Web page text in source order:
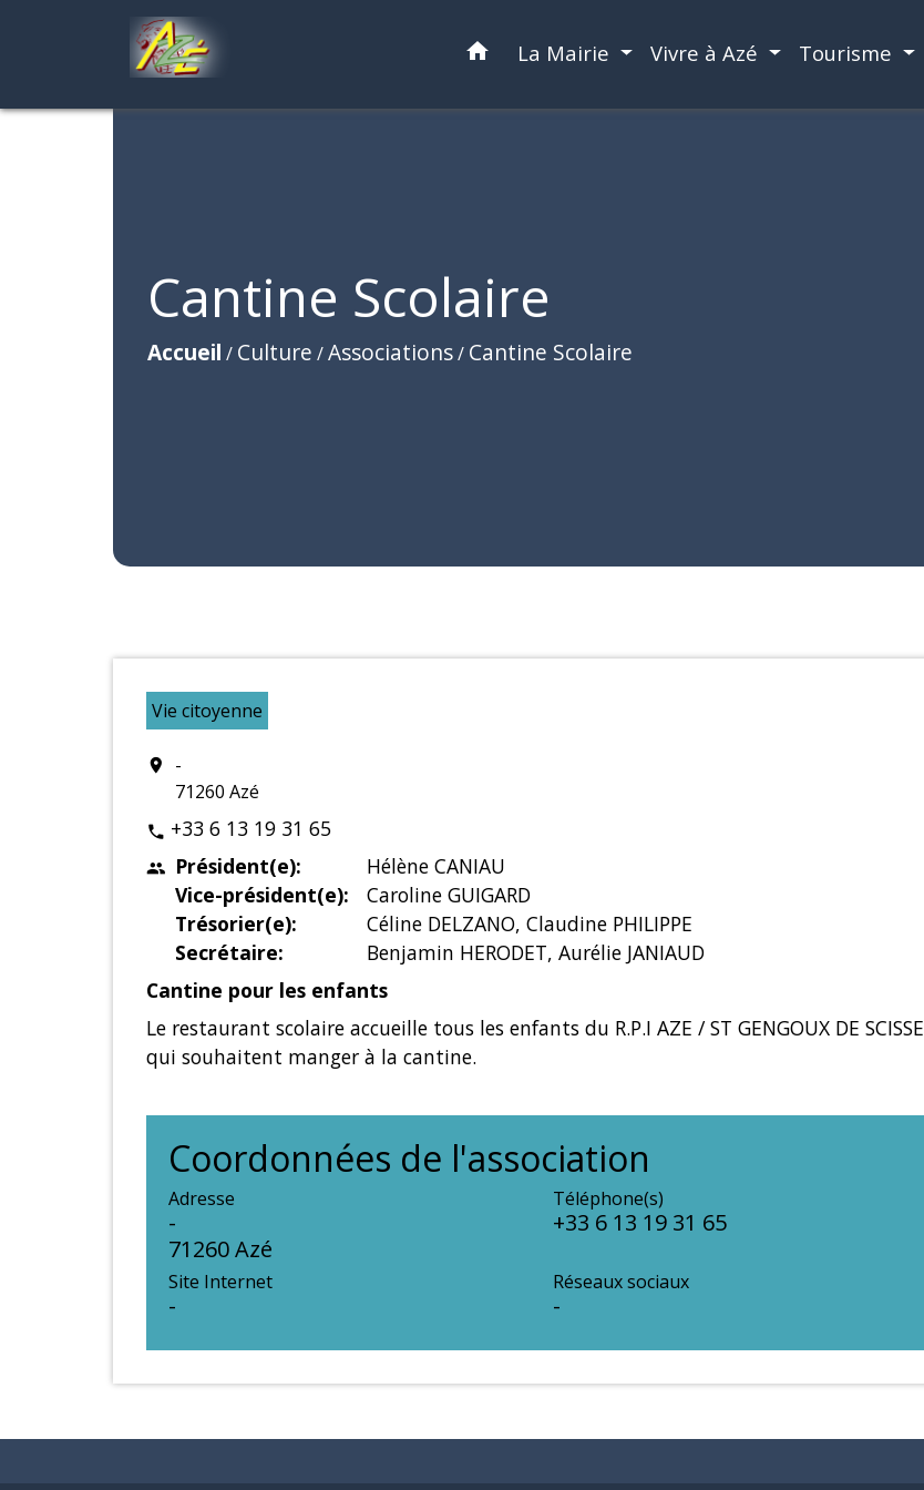
home La Mairie Vivre à Azé Tourisme
Cantine Scolaire
Accueil / Culture /Associations/ Cantine Scolaire
Vie citoyenne
location_on
-
71260 Azé
phone +33 6 13 19 31 65
people
Président(e):
Vice-président(e):
Trésorier(e):
Secrétaire:
Hélène CANIAU
Caroline GUIGARD
Céline DELZANO, Claudine PHILIPPE
Benjamin HERODET, Aurélie JANIAUD
Cantine pour les enfants
Le restaurant scolaire accueille tous les enfants du R.P.I AZE / ST GENGOUX DE SCISSE
qui souhaitent manger à la cantine.
Coordonnées de l'association
Adresse
-
71260 Azé
Téléphone(s)
+33 6 13 19 31 65
Site Internet
-
Réseaux sociaux
-